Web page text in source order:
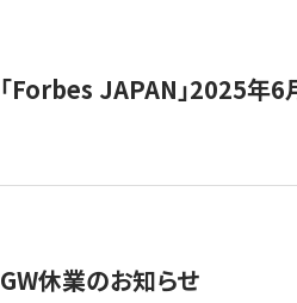
「Forbes JAPAN」2025年6
GW休業のお知らせ